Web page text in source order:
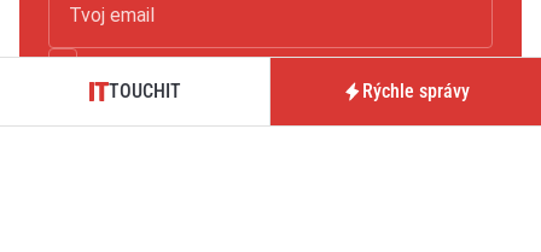
Súhlasím so zásadami spracovaním údajov
Potvrdiť
TOUCHIT Rýchle správy